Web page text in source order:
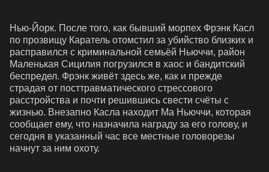
Нью-Йорк. После того, как бывший морпех Фрэнк Касл
по прозвищу Каратель отомстил за убийство близких и
расправился с криминальной семьёй Ньюччи, район
Маленькая Сицилия погрузился в хаос и бандитский
беспредел. Фрэнк живёт здесь же, как и прежде
страдая от посттравматического стрессового
расстройства и почти решившись свести счёты с
жизнью. Внезапно Касла находит Ма Ньюччи, которая
сообщает ему, что назначила награду за его голову, и
сегодня в указанный час все местные головорезы
начнут за ним охоту.